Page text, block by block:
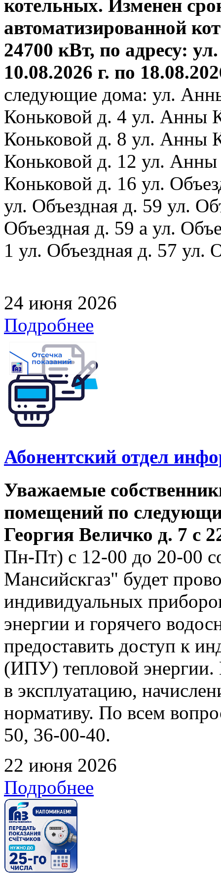
котельных. Изменен
автоматизированной
24700 кВт, по адресу:
10.08.2026 г. по
следующие дома: ул.
Коньковой д. 4 ул. Анны
Коньковой д. 8 ул. Анны
Коньковой д. 12 ул.
Коньковой д. 16 ул.
ул. Объездная д. 59 ул.
Объездная д. 59 а ул.
1 ул. Объездная д. 57 ул.
24 июня 2026
Подробнее
Абонентский отдел
Уважаемые
помещений по
Георгия Величко д. 7 с
Пн-Пт) с 12-00 до 20-00
Мансийскгаз" будет
индивидуальных
энергии и горячего
предоставить доступ к
(ИПУ) тепловой энергии.
в эксплуатацию,
нормативу. По всем
50, 36-00-40.
22 июня 2026
Подробнее